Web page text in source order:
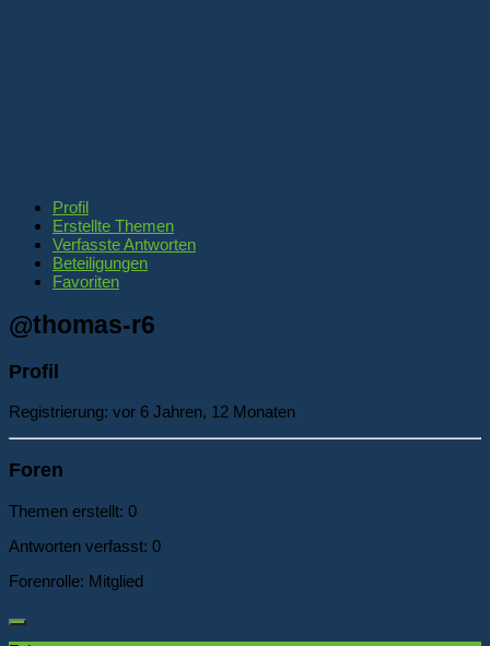
Profil
Erstellte Themen
Verfasste Antworten
Beteiligungen
Favoriten
@thomas-r6
Profil
Registrierung: vor 6 Jahren, 12 Monaten
Foren
Themen erstellt: 0
Antworten verfasst: 0
Forenrolle: Mitglied